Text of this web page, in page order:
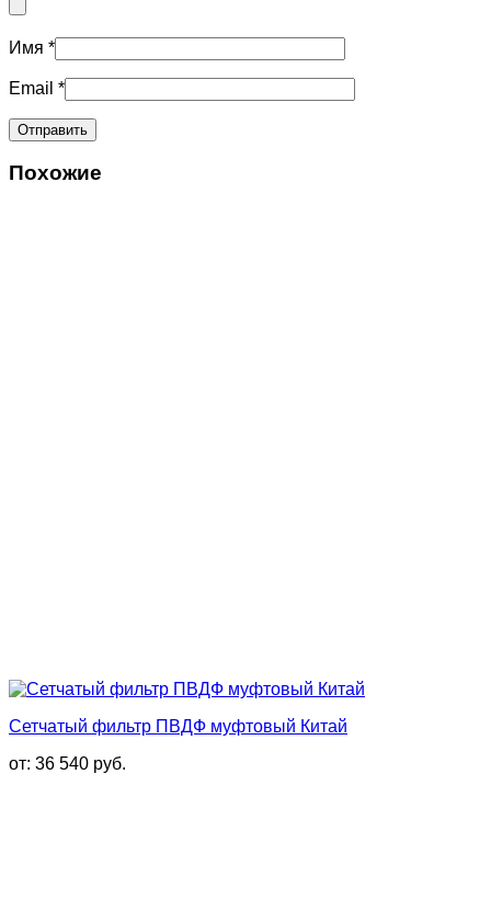
Имя *
Email *
Похожие
Сетчатый фильтр ПВДФ муфтовый Китай
от: 36 540 руб.